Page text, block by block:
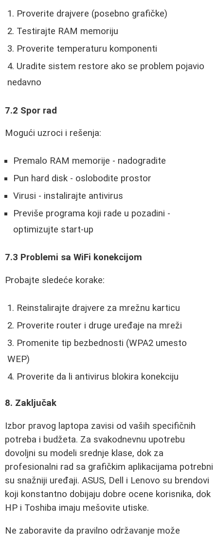
Proverite drajvere (posebno grafičke)
Testirajte RAM memoriju
Proverite temperaturu komponenti
Uradite sistem restore ako se problem pojavio
nedavno
7.2 Spor rad
Mogući uzroci i rešenja:
Premalo RAM memorije - nadogradite
Pun hard disk - oslobodite prostor
Virusi - instalirajte antivirus
Previše programa koji rade u pozadini -
optimizujte start-up
7.3 Problemi sa WiFi konekcijom
Probajte sledeće korake:
Reinstalirajte drajvere za mrežnu karticu
Proverite router i druge uređaje na mreži
Promenite tip bezbednosti (WPA2 umesto
WEP)
Proverite da li antivirus blokira konekciju
8. Zaključak
Izbor pravog laptopa zavisi od vaših specifičnih
potreba i budžeta. Za svakodnevnu upotrebu
dovoljni su modeli srednje klase, dok za
profesionalni rad sa grafičkim aplikacijama potrebni
su snažniji uređaji. ASUS, Dell i Lenovo su brendovi
koji konstantno dobijaju dobre ocene korisnika, dok
HP i Toshiba imaju mešovite utiske.
Ne zaboravite da pravilno održavanje može